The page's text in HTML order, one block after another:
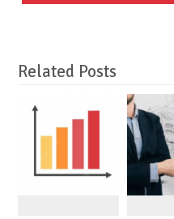
Related Posts